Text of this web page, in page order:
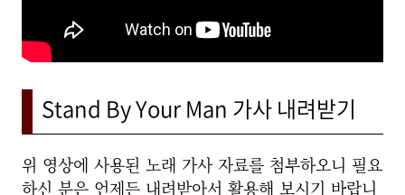
Stand By Your Man 가사 내려받기
위 영상에 사용된 노래 가사 자료를 첨부하오니 필요
하신 분은 언제든 내려받아서 활용해 보시기 바랍니